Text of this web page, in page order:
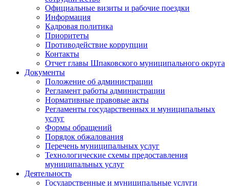
Официальные визиты и рабочие поездки
Информация
Кадровая политика
Приоритеты
Противодействие коррупции
Контакты
Отчет главы Шпаковского муниципального округа
Документы
Положение об администрации
Регламент работы администрации
Нормативные правовые акты
Регламенты государственных и муниципальных
услуг
Формы обращений
Порядок обжалования
Перечень муниципальных услуг
Технологические схемы предоставления
муниципальных услуг
Деятельность
Государственные и муниципальные услуги